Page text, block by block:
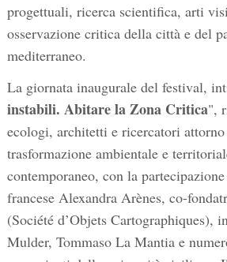
progettuali, ricerca scientifica, arti
osservazione critica della città e del
mediterraneo.
La giornata inaugurale del festival,
instabili. Abitare la Zona Critica",
ecologi, architetti e ricercatori
trasformazione ambientale e
contemporaneo, con la
francese Alexandra Arènes, co-
(Société d’Objets Cartographiques),
Mulder, Tommaso La Mantia e